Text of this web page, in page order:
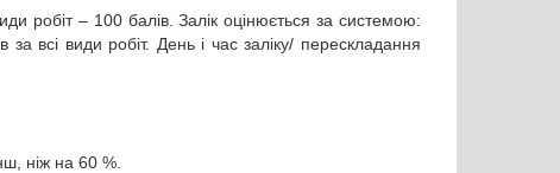
робіт – 100 балів. Залік оцінюється за системою:
всі види робіт. День і час заліку/ перескладання
ніж на 60 %.